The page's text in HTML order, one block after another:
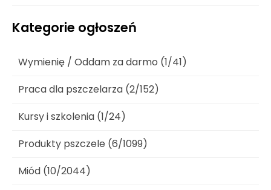
Kategorie ogłoszeń
Wymienię / Oddam za darmo (1/41)
Praca dla pszczelarza (2/152)
Kursy i szkolenia (1/24)
Produkty pszczele (6/1099)
Miód (10/2044)